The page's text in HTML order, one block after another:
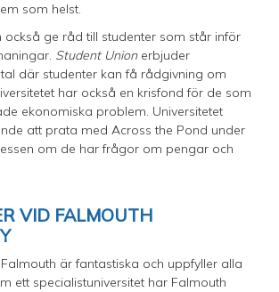
som helst.
också ge råd till studenter som står inför
Student Unionerbjuder
där studenter kan få rådgivning om
har också en krisfond för de som
ekonomiska problem. Universitetet
att prata med Across the Pond under
om de har frågor om pengar och
VID FALMOUTH
är fantastiska och uppfyller alla
ett specialistuniversitet har Falmouth